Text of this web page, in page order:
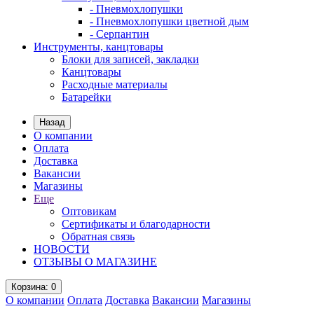
- Пневмохлопушки
- Пневмохлопушки цветной дым
- Серпантин
Инструменты, канцтовары
Блоки для записей, закладки
Канцтовары
Расходные материалы
Батарейки
Назад
О компании
Оплата
Доставка
Вакансии
Магазины
Еще
Оптовикам
Сертификаты и благодарности
Обратная связь
НОВОСТИ
ОТЗЫВЫ О МАГАЗИНЕ
Корзина: 0
О компании Оплата Доставка Вакансии Магазины